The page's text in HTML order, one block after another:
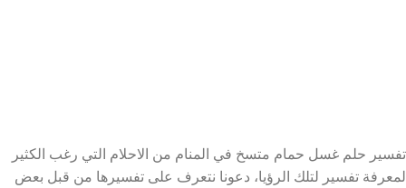
تفسير حلم غسل حمام متسخ في المنام من الاحلام التي رغب الكثير
لمعرفة تفسير لتلك الرؤيا، دعونا نتعرف على تفسيرها من قبل بعض